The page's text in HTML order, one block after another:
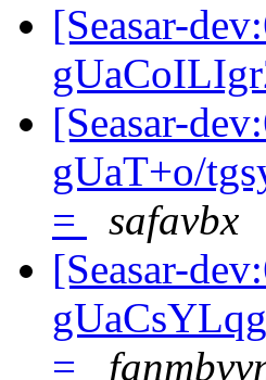
[Seasar-
[Seasar-
gUaT+o/
=
safavbx
[Seasar-
=